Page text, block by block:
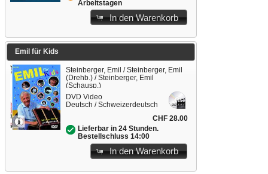
Arbeitstagen
In den Warenkorb
Emil für Kids
Steinberger, Emil / Steinberger, Emil
(Drehb.) / Steinberger, Emil
(Schausp.)
DVD Video
Deutsch / Schweizerdeutsch
CHF 28.00
Lieferbar in 24 Stunden.
Bestellschluss 14:00
In den Warenkorb